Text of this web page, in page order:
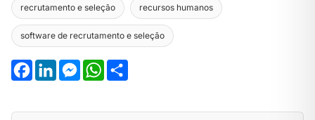
recrutamento e seleção recursos humanos
software de recrutamento e seleção
Facebook
LinkedIn
Messenger
WhatsApp